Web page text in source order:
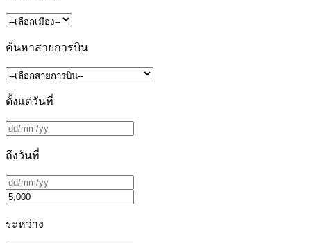
ค้นหาสายการบิน
ตั้งแต่วันที่
ถึงวันที่
ระหว่าง